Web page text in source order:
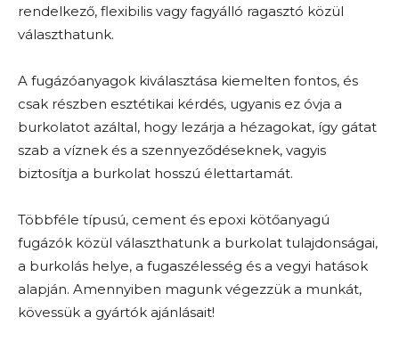
rendelkező, flexibilis vagy fagyálló ragasztó közül
választhatunk.
A fugázóanyagok kiválasztása kiemelten fontos, és
csak részben esztétikai kérdés, ugyanis ez óvja a
burkolatot azáltal, hogy lezárja a hézagokat, így gátat
szab a víznek és a szennyeződéseknek, vagyis
biztosítja a burkolat hosszú élettartamát.
Többféle típusú, cement és epoxi kötőanyagú
fugázók közül választhatunk a burkolat tulajdonságai,
a burkolás helye, a fugaszélesség és a vegyi hatások
alapján. Amennyiben magunk végezzük a munkát,
kövessük a gyártók ajánlásait!